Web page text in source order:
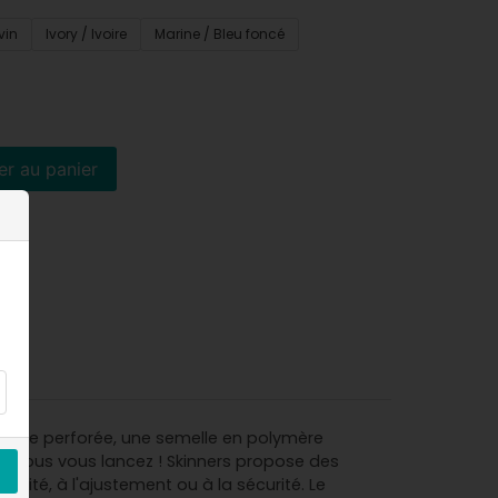
Ivory / Ivoire Marine / Bleu foncé
au panier
perforée, une semelle en polymère
vous lancez ! Skinners propose des
à l'ajustement ou à la sécurité. Le